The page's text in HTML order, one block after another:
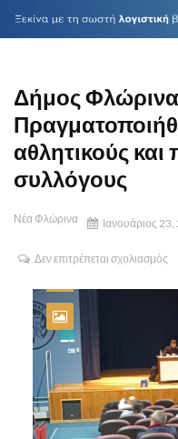
Δήμος
αθλητικούς και
συλλόγους
Νέα Φλώρινα Ιανουάριος
Δεν επιτρέπεται σχολιασμός